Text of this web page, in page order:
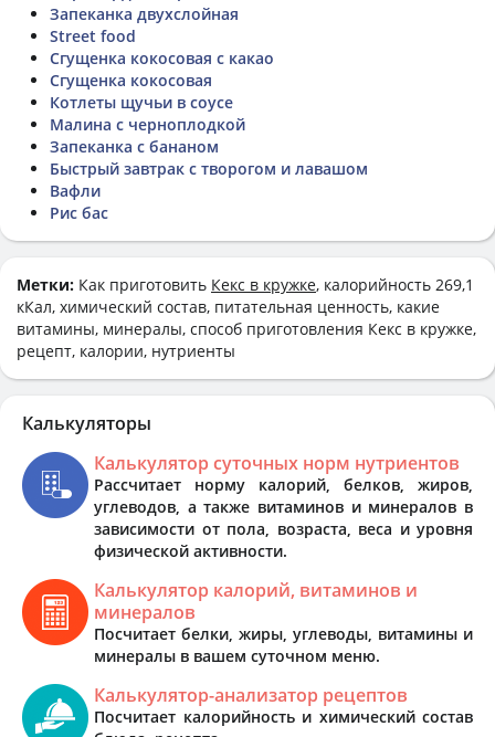
Запеканка двухслойная
Street food
Сгущенка кокосовая с какао
Сгущенка кокосовая
Котлеты щучьи в соусе
Малина с черноплодкой
Запеканка с бананом
Быстрый завтрак с творогом и лавашом
Вафли
Рис бас
Метки: Как приготовить Кекс в кружке, калорийность 269,1
кКал, химический состав, питательная ценность, какие
витамины, минералы, способ приготовления Кекс в кружке,
рецепт, калории, нутриенты
Калькуляторы
Калькулятор суточных норм нутриентов
Рассчитает норму калорий, белков, жиров,
углеводов, а также витаминов и минералов в
зависимости от пола, возраста, веса и уровня
физической активности.
Калькулятор калорий, витаминов и
минералов
Посчитает белки, жиры, углеводы, витамины и
минералы в вашем суточном меню.
Калькулятор-анализатор рецептов
Посчитает калорийность и химический состав